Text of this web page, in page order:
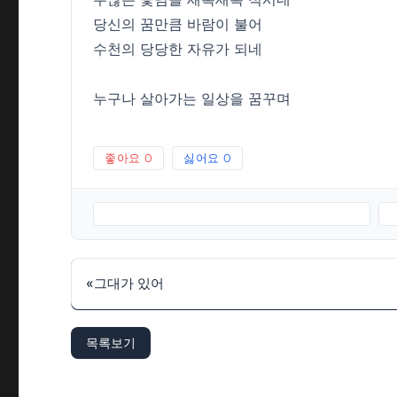
당신의 꿈만큼 바람이 불어
수천의 당당한 자유가 되네
누구나 살아가는 일상을 꿈꾸며
좋아요 0 싫어요 0
«그대가 있어
목록보기